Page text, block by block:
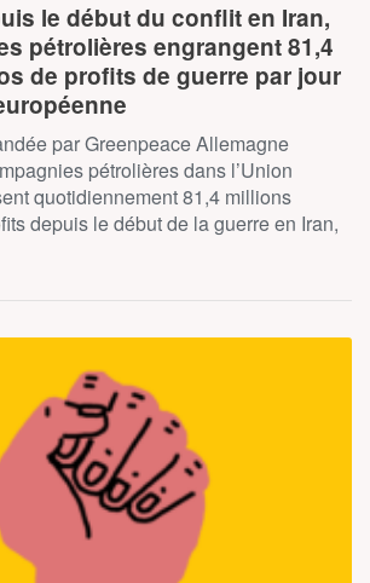
le début du conflit en Iran,
pétrolières engrangent 81,4
de profits de guerre par jour
par Greenpeace Allemagne
pétrolières dans l’Union
quotidiennement 81,4 millions
depuis le début de la guerre en Iran,